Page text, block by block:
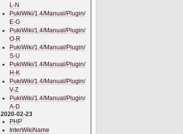
L-N
PukiWiki/1.4/Manual/Plugin/
E-G
PukiWiki/1.4/Manual/Plugin/
O-R
PukiWiki/1.4/Manual/Plugin/
S-U
PukiWiki/1.4/Manual/Plugin/
H-K
PukiWiki/1.4/Manual/Plugin/
V-Z
PukiWiki/1.4/Manual/Plugin/
A-D
2020-02-23
PHP
InterWikiName